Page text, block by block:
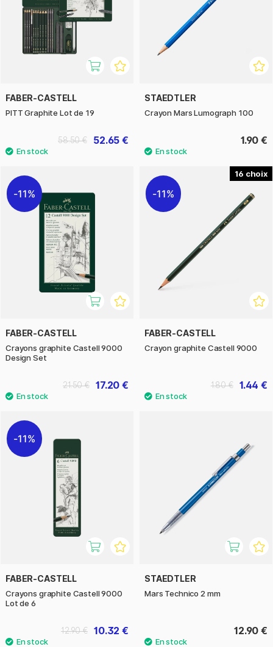
FABER-CASTELL
PITT Graphite Lot de 19
52.65 €
58.50 €
STAEDTLER
Crayon Mars Lumograph 100
1.90 €
11%
FABER-CASTELL
Crayons graphite Castell 9000
Design Set
17.20 €
21.50 €
16
11%
FABER-CASTELL
Crayon graphite Castell 9000
1.44 €
1.80 €
11%
FABER-CASTELL
Crayons graphite Castell 9000
Lot de 6
10.32 €
12.90 €
STAEDTLER
Mars Technico 2 mm
12.90 €